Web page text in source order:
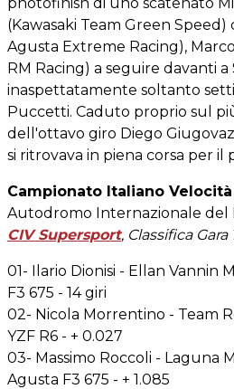
(Kawasaki Team Green
Agusta Extreme Racing),
RM Racing) a seguire davanti
inaspettatamente soltanto
Puccetti. Caduto proprio sul
dell'ottavo giro Diego
si ritrovava in piena corsa per il
Campionato Italiano Velocità
Autodromo Internazionale del
CIV Supersport, Classifica Gara
01- Ilario Dionisi - Ellan Vannin
F3 675 - 14 giri
02- Nicola Morrentino - Team
YZF R6 - + 0.027
03- Massimo Roccoli - Laguna
Agusta F3 675 - + 1.085